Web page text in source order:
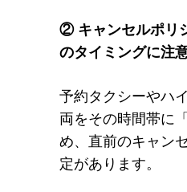
② キャンセルポリ
のタイミングに注
予約タクシーやハ
両をその時間帯に
め、直前のキャン
定があります。